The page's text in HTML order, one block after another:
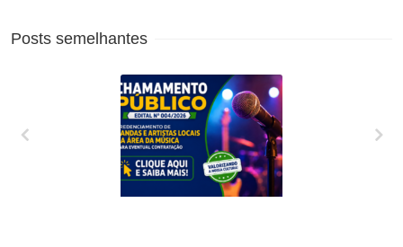
Posts semelhantes
CREDENCIAMENTO